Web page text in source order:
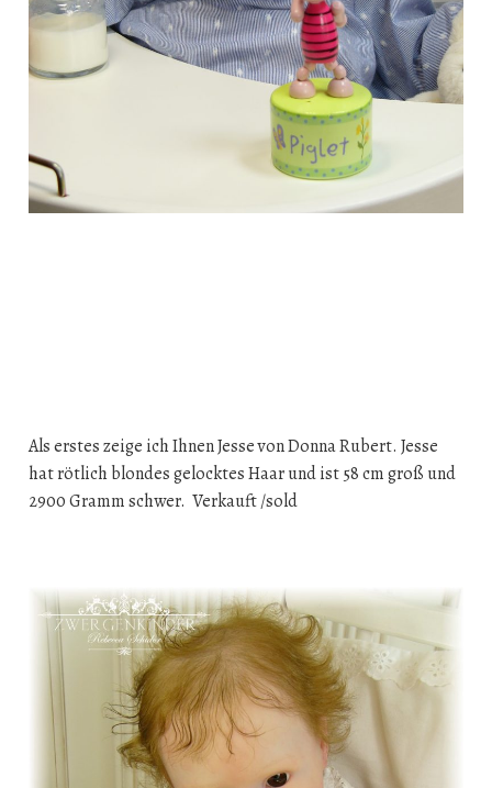
Als erstes zeige ich Ihnen Jesse von Donna Rubert. Jesse
hat rötlich blondes gelocktes Haar und ist 58 cm groß und
2900 Gramm schwer. Verkauft /sold